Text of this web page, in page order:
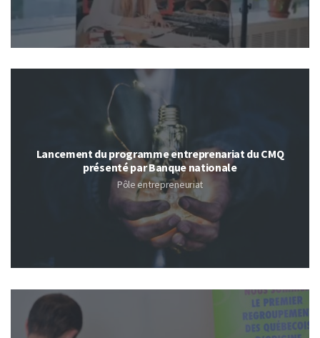
Lancement du programme entreprenariat du CMQ
présenté par Banque nationale
Pôle entrepreneuriat